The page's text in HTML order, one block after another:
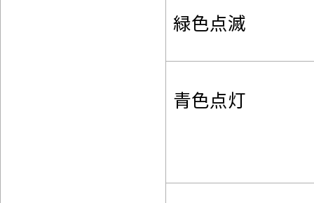
緑色点滅
青色点灯